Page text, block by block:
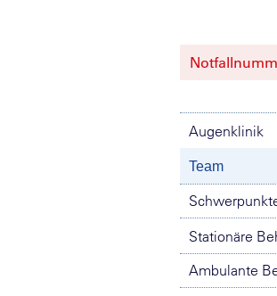
Augenklinik
Team
Stationäre
Ambulante